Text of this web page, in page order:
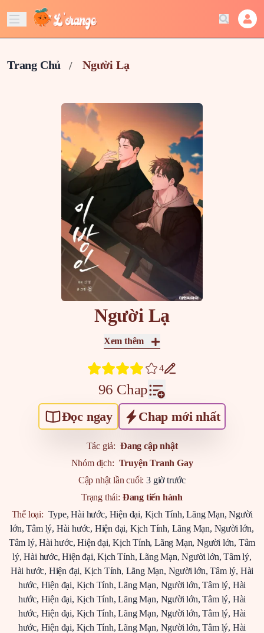
Trang Chủ Người Lạ
Người Lạ
Xem thêm
4
96 Chap
Đọc ngay Chap mới nhất
Tác giả: Đang cập nhật
Nhóm dịch: Truyện Tranh Gay
Cập nhật lần cuối: 3 giờ trước
Trạng thái: Đang tiến hành
Thể loại: Type,Hài hước, Hiện đại, Kịch Tính,Lãng Mạn,Người
lớn,Tâm lý, Hài hước, Hiện đại, Kịch Tính, Lãng Mạn, Người lớn,
Tâm lý,Hài hước,Hiện đại,Kịch Tính,Lãng Mạn,Người lớn, Tâm
lý,Hài hước,Hiện đại,Kịch Tính,Lãng Mạn,Người lớn,Tâm lý,
Hài hước, Hiện đại, Kịch Tính, Lãng Mạn, Người lớn,Tâm lý, Hài
hước, Hiện đại, Kịch Tính,Lãng Mạn, Người lớn,Tâm lý, Hài
hước, Hiện đại, Kịch Tính,Lãng Mạn, Người lớn,Tâm lý, Hài
hước, Hiện đại, Kịch Tính,Lãng Mạn, Người lớn,Tâm lý, Hài
hước, Hiện đại, Kịch Tính,Lãng Mạn, Người lớn,Tâm lý, Hài